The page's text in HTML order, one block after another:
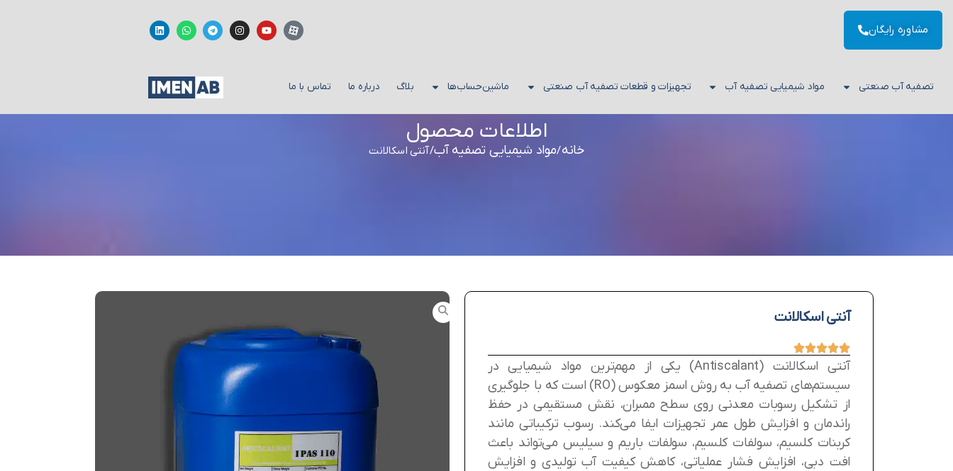
مشاوره رایگان
تصفیه آب صنعتی مواد شیمیایی تصفیه آب تجهیزات و قطعات تصفیه آب صنعتی ماشین‌حساب‌ها بلاگ درباره ما تماس با ما
اطلاعات محصول
خانه/مواد شیمیایی تصفیه آب/ آنتی اسکالانت
آنتی اسکالانت
آنتی اسکالانت (Antiscalant) یکی از مهم‌ترین مواد شیمیایی در
سیستم‌های تصفیه آب به روش اسمز معکوس (RO) است که با جلوگیری
از تشکیل رسوبات معدنی روی سطح ممبران، نقش مستقیمی در حفظ
راندمان و افزایش طول عمر تجهیزات ایفا می‌کند. رسوب ترکیباتی مانند
کربنات کلسیم، سولفات کلسیم، سولفات باریم و سیلیس می‌تواند باعث
افت دبی، افزایش فشار عملیاتی، کاهش کیفیت آب تولیدی و افزایش